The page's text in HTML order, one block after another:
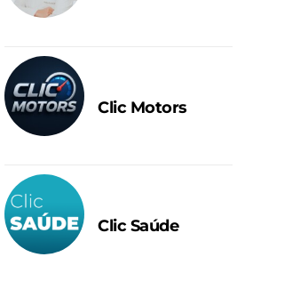
Clic Motors
Clic Saúde